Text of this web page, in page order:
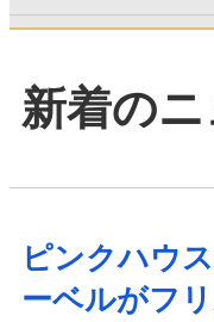
新着の
ピンクハウ
ーベルがフ